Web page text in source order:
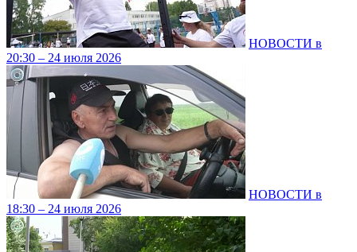
НОВОСТИ в
20:30 – 24 июля 2026
НОВОСТИ в
18:30 – 24 июля 2026